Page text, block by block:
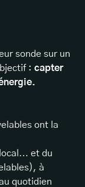
sonde sur un
: capter
ont la
local… et du
à
quotidien